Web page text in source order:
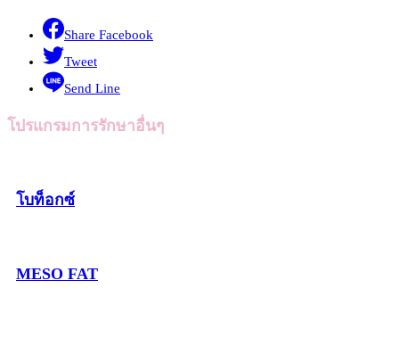
Share Facebook
Tweet
Send Line
โปรแกรมการรักษาอื่นๆ
โบท็อกซ์
MESO FAT